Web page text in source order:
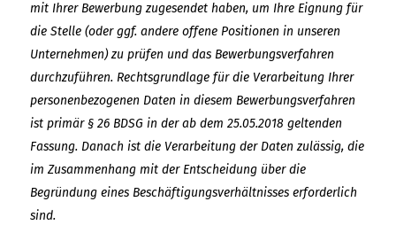
mit Ihrer Bewerbung zugesendet haben, um Ihre Eignung für
die Stelle (oder ggf. andere offene Positionen in unseren
Unternehmen) zu prüfen und das Bewerbungsverfahren
durchzuführen. Rechtsgrundlage für die Verarbeitung Ihrer
personenbezogenen Daten in diesem Bewerbungsverfahren
ist primär § 26 BDSG in der ab dem 25.05.2018 geltenden
Fassung. Danach ist die Verarbeitung der Daten zulässig, die
im Zusammenhang mit der Entscheidung über die
Begründung eines Beschäftigungsverhältnisses erforderlich
sind.